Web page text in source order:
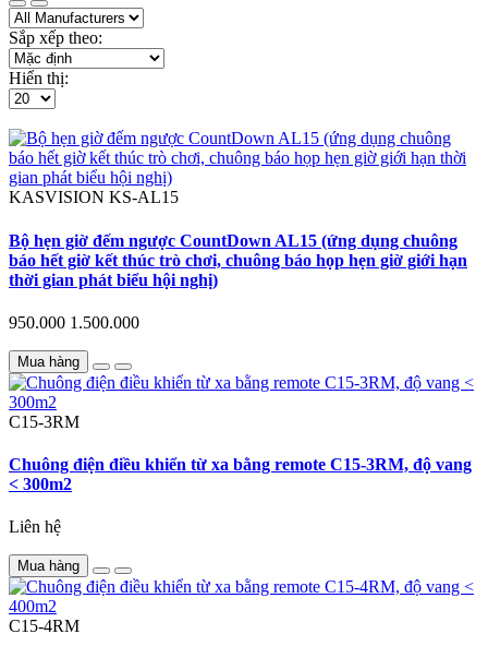
Sắp xếp theo:
Hiển thị:
KASVISION KS-AL15
Bộ hẹn giờ đếm ngược CountDown AL15 (ứng dụng chuông
báo hết giờ kết thúc trò chơi, chuông báo họp hẹn giờ giới hạn
thời gian phát biểu hội nghị)
950.000 1.500.000
Mua hàng
C15-3RM
Chuông điện điều khiển từ xa bằng remote C15-3RM, độ vang
< 300m2
Liên hệ
Mua hàng
C15-4RM